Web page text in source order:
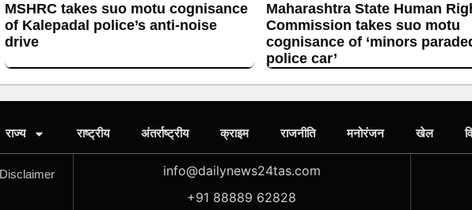
MSHRC takes suo motu cognisance
of Kalepadal police’s anti-noise
drive
Maharashtra State Human
Commission takes suo motu
cognisance of ‘minors
police car’
राज्य राष्ट्रीय अंतर्राष्ट्रीय क्राइम राजनीति मनोरंजन खेल
Disclaimer
info@dailynews24tas.com
+91 88889 62828